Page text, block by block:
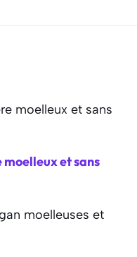
et sans